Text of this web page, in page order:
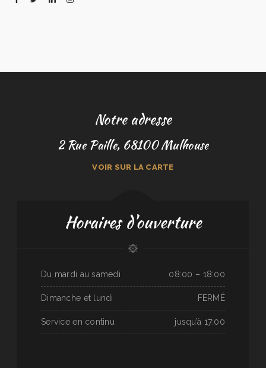
Notre adresse
2 Rue Paille, 68100 Mulhouse
VOIR SUR LA CARTE
Horaires d'ouverture
Du mardi au samedi 08:00 – 18:00
Dimanche et lundi FERMÉ
Service en continu jusqu’à 17:00